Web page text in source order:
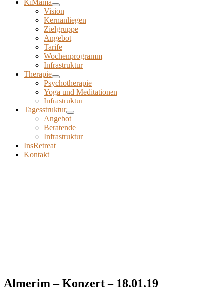
KiMama
Vision
Kernanliegen
Zielgruppe
Angebot
Tarife
Wochenprogramm
Infrastruktur
Therapie
Psychotherapie
Yoga und Meditationen
Infrastruktur
Tagesstruktur
Angebot
Beratende
Infrastruktur
InsRetreat
Kontakt
Almerim – Konzert – 18.01.19